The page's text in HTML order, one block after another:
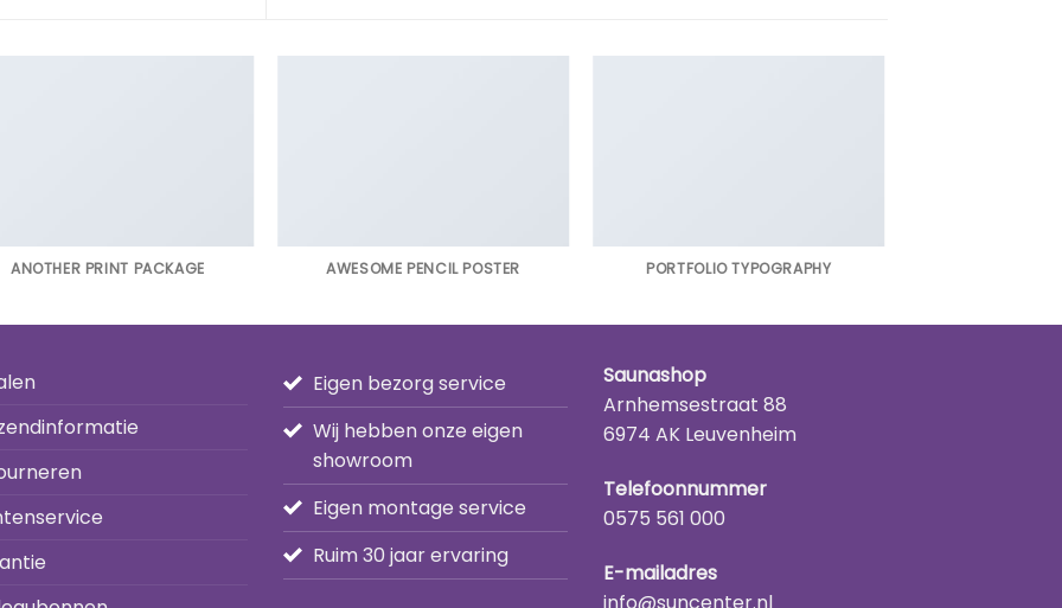
ANOTHER PRINT PACKAGE AWESOME PENCIL POSTER PORTFOLIO TYPOGRAPHY
Eigen bezorg service
Wij hebben onze eigen
showroom
Eigen montage service
Ruim 30 jaar ervaring
Saunashop
Arnhemsestraat 88
6974 AK Leuvenheim
Telefoonnummer
0575 561 000
E-mailadres
info@suncenter.nl